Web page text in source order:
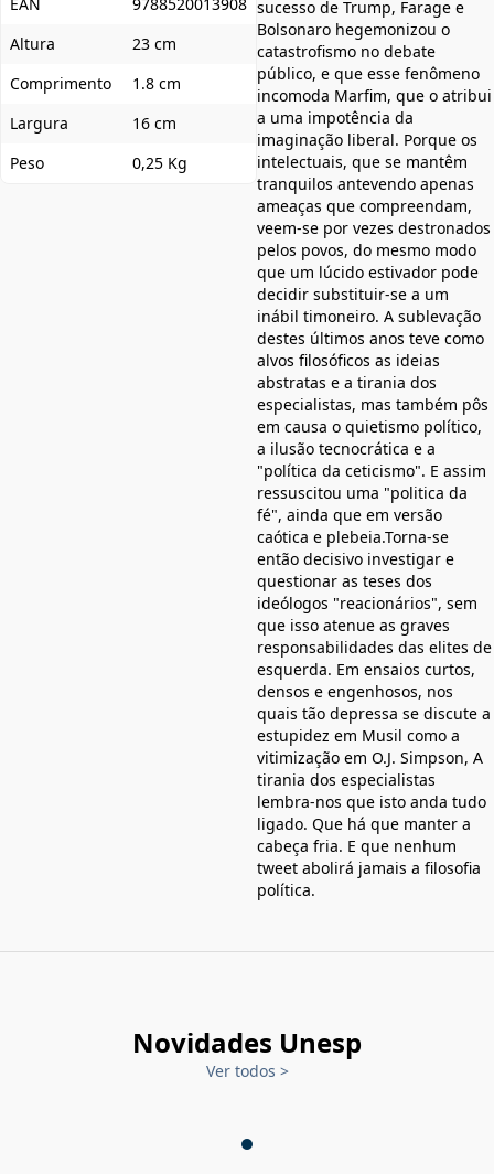
Altura
23 cm
Comprimento
1.8 cm
Largura
16 cm
Peso
0,25 Kg
sucesso de Trump, Farage e
Bolsonaro hegemonizou o
catastrofismo no debate
público, e que esse fenômeno
incomoda Marfim, que o atribui
a uma impotência da
imaginação liberal. Porque os
intelectuais, que se mantêm
tranquilos antevendo apenas
ameaças que compreendam,
veem-se por vezes destronados
pelos povos, do mesmo modo
que um lúcido estivador pode
decidir substituir-se a um
inábil timoneiro. A sublevação
destes últimos anos teve como
alvos filosóficos as ideias
abstratas e a tirania dos
especialistas, mas também pôs
em causa o quietismo político,
a ilusão tecnocrática e a
"política da ceticismo". E assim
ressuscitou uma "politica da
fé", ainda que em versão
caótica e plebeia.Torna-se
então decisivo investigar e
questionar as teses dos
ideólogos "reacionários", sem
que isso atenue as graves
responsabilidades das elites de
esquerda. Em ensaios curtos,
densos e engenhosos, nos
quais tão depressa se discute a
estupidez em Musil como a
vitimização em O.J. Simpson, A
tirania dos especialistas
lembra-nos que isto anda tudo
ligado. Que há que manter a
cabeça fria. E que nenhum
tweet abolirá jamais a filosofia
política.
Novidades Unesp
Ver todos >